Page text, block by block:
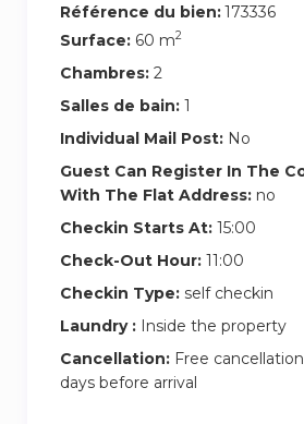
Référence du bien:173336
Surface: 60 m2
Chambres: 2
Salles de bain: 1
Individual Mail Post: No
Guest Can Register In The
With The Flat Address: no
Checkin Starts At: 15:00
Check-Out Hour: 11:00
Checkin Type: self checkin
Laundry : Inside the property
Cancellation: Free
days before arrival